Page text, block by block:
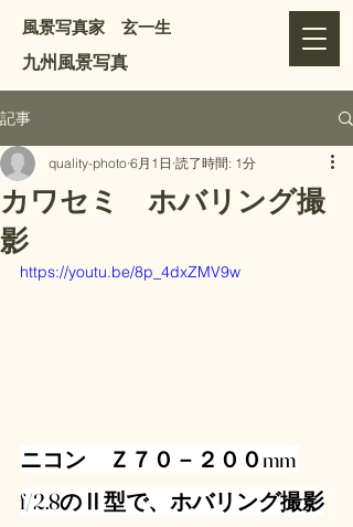
風景写真家 玄一生
​九州風景写真
記事
カワセミ ホバリング撮
影
quality-photo 6月1日 読了時間: 1分
https://youtu.be/8p_4dxZMV9w
ニコン　Ｚ７０－２００mm
f/2.8のⅡ型で、ホバリング撮影